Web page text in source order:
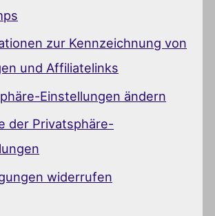
zur Kennzeichnung von
und Affiliatelinks
Einstellungen ändern
der Privatsphäre-
widerrufen